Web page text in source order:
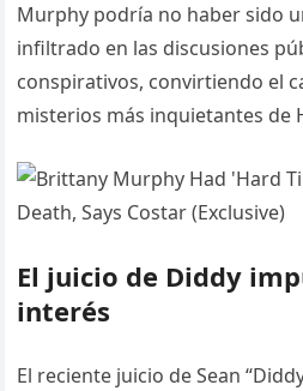
Murphy podría no haber sido
infiltrado en las discusiones
conspirativos, convirtiendo el
misterios más inquietantes de
El juicio de Diddy
interés
El reciente juicio de Sean